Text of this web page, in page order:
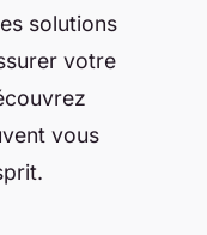
solutions
votre
vous